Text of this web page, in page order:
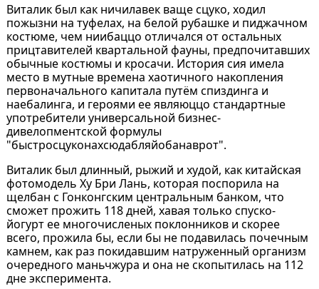
Виталик был как ничилавек ваще сцуко, ходил
пожызни на туфелах, на белой рубашке и пиджачном
костюме, чем ниибаццо отличался от остальных
прицтавителей квартальной фауны, предпочитавших
обычные костюмы и кросачи. История сия имела
место в мутные времена хаотичного накопления
первоначального капитала путём спиздинга и
наебалинга, и героями ее являюццо стандартные
употребители универсальной бизнес-
дивелопментской формулы
"быстросцуконахсюдабляйобанаврот".
Виталик был длинный, рыжий и худой, как китайская
фотомодель Ху Бри Лань, которая поспорила на
щелбан с Гонконгским центральным банком, что
сможет прожить 118 дней, хавая только спуско-
йогурт ее многочисленых поклонников и скорее
всего, прожила бы, если бы не подавилась почечным
камнем, как раз покидавшим натруженный организм
очередного маньчжура и она не скопытилась на 112
дне эксперимента.